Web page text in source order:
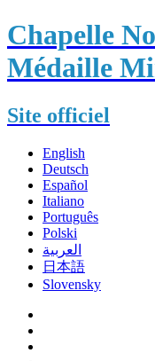
Chapelle
Médaille
Site officiel
English
Deutsch
Español
Italiano
Português
Polski
العربية
日本語
Slovensky